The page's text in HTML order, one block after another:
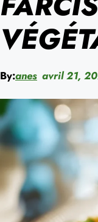
By:anes avril 21,